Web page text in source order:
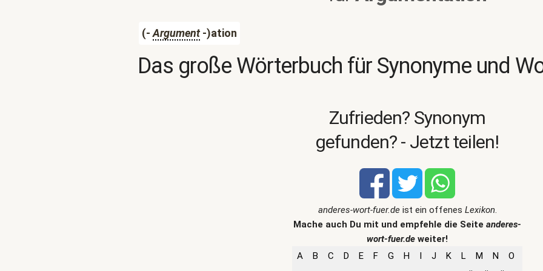
(-Argument-)ation
Das große Wörterbuch für Synonyme und
Zufrieden? Synonym
gefunden? - Jetzt teilen!
anderes-wort-fuer.deist ein offenes Lexikon.
Mache auch Du mit und empfehle die Seite anderes-
wort-fuer.de weiter!
A
B C D E F G H I J K L M N
O